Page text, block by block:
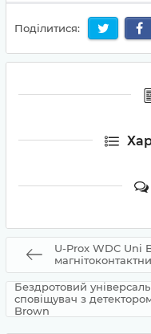
Поділитися:
U-Prox WDC Uni
Бездротовий
сповіщувач з
Brown